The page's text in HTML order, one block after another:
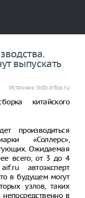
выпускать
Источник: bitb.infox.ru
китайского
производиться
«Соллерс»,
Ожидаемая
всего, от 3 до 4
автоэксперт
в будущем могут
узлов, таких
в